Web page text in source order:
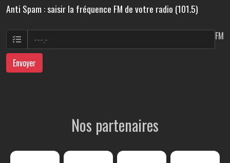
Anti Spam : saisir la fréquence FM de votre radio (101.5)
FM
Envoyer
Nos partenaires